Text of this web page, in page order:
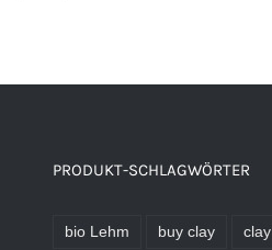
PRODUKT-SCHLAGWÖRTER
bio Lehm buy clay clay